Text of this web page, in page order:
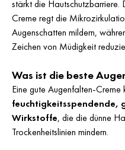
stärkt die Hautschutzbarriere.
Creme regt die
Augenschatten mildern,
Zeichen von Müdigkeit
Was ist die beste
Eine gute Augenfalten-Creme
Wirkstoffe, die die dünne
Trockenheitslinien mindern.